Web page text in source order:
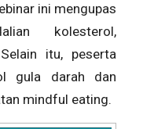
ini mengupas
kolesterol,
itu, peserta
gula darah dan
mindful eating.